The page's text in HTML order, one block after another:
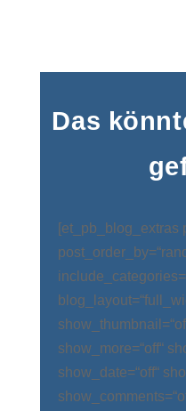
Das
[et_pb_blog_extras
show_more=“off“
show_date=“off“